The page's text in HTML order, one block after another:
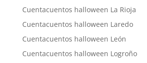
Cuentacuentos halloween La Rioja
Cuentacuentos halloween Laredo
Cuentacuentos halloween León
Cuentacuentos halloween Logroño